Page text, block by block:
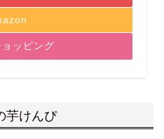
ッピング
けんぴ